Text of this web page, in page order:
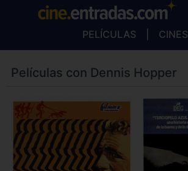
PELÍCULAS CINES
Películas con Dennis Hopper